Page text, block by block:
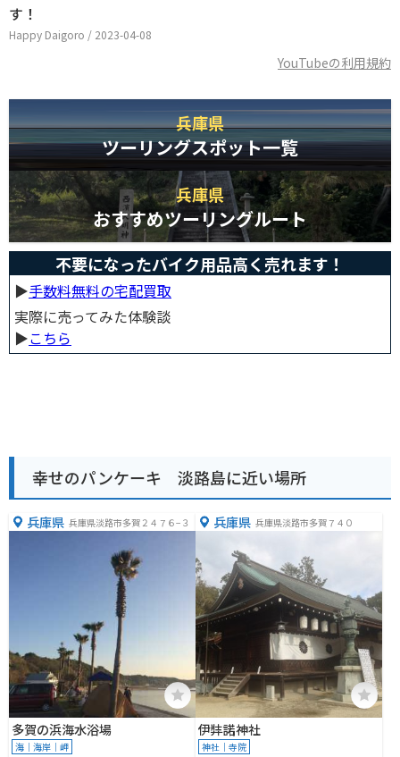
す！
Happy Daigoro / 2023-04-08
YouTubeの利用規約
兵庫県
ツーリングスポット一覧
兵庫県
おすすめツーリングルート
不要になったバイク用品高く売れます！
▶︎手数料無料の宅配買取
実際に売ってみた体験談
▶︎こちら
幸せのパンケーキ 淡路島に近い場所
兵庫県 兵庫県淡路市多賀２４７６−３
多賀の浜海水浴場
海｜海岸｜岬
兵庫県 兵庫県淡路市多賀７４０
伊弉諾神社
神社｜寺院